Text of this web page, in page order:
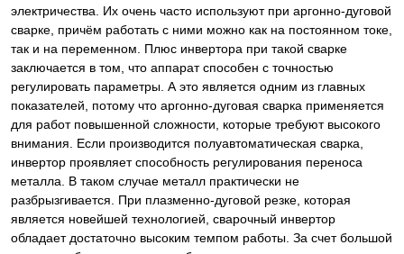
электричества. Их очень часто используют при аргонно-дуговой
сварке, причём работать с ними можно как на постоянном токе,
так и на переменном. Плюс инвертора при такой сварке
заключается в том, что аппарат способен с точностью
регулировать параметры. А это является одним из главных
показателей, потому что аргонно-дуговая сварка применяется
для работ повышенной сложности, которые требуют высокого
внимания. Если производится полуавтоматическая сварка,
инвертор проявляет способность регулирования переноса
металла. В таком случае металл практически не
разбрызгивается. При плазменно-дуговой резке, которая
является новейшей технологией, сварочный инвертор
обладает достаточно высоким темпом работы. За счет большой